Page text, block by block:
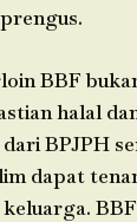
BBF
halal
BPJPH
dapat